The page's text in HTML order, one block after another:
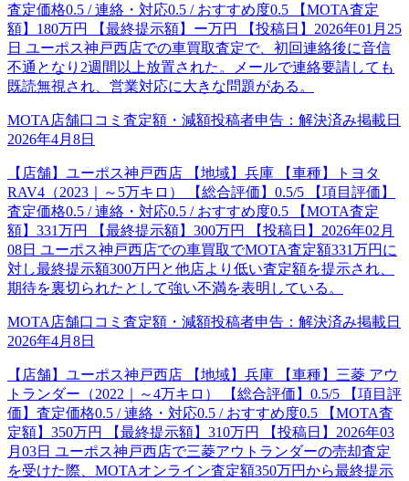
査定価格0.5 / 連絡・対応0.5 / おすすめ度0.5 【MOTA査定
額】180万円 【最終提示額】ー万円 【投稿日】2026年01月25
日 ユーポス神戸西店での車買取査定で、初回連絡後に音信
不通となり2週間以上放置された。メールで連絡要請しても
既読無視され、営業対応に大きな問題がある。
MOTA店舗口コミ 査定額・減額投稿者申告： 解決済み掲載日
2026年4月8日
【店舗】ユーポス神戸西店 【地域】兵庫 【車種】トヨタ
RAV4（2023｜～5万キロ） 【総合評価】0.5/5 【項目評価】
査定価格0.5 / 連絡・対応0.5 / おすすめ度0.5 【MOTA査定
額】331万円 【最終提示額】300万円 【投稿日】2026年02月
08日 ユーポス神戸西店での車買取でMOTA査定額331万円に
対し最終提示額300万円と他店より低い査定額を提示され、
期待を裏切られたとして強い不満を表明している。
MOTA店舗口コミ 査定額・減額投稿者申告： 解決済み掲載日
2026年4月8日
【店舗】ユーポス神戸西店 【地域】兵庫 【車種】三菱 アウ
トランダー（2022｜～4万キロ） 【総合評価】0.5/5 【項目評
価】査定価格0.5 / 連絡・対応0.5 / おすすめ度0.5 【MOTA査
定額】350万円 【最終提示額】310万円 【投稿日】2026年03
月03日 ユーポス神戸西店で三菱アウトランダーの売却査定
を受けた際、MOTAオンライン査定額350万円から最終提示